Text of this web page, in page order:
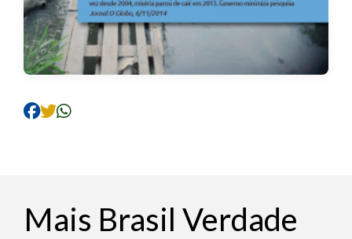
Mais Brasil Verdade